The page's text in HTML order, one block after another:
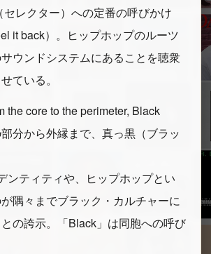
レクター）への定番の呼びかけ
it back）。ヒップホップのルーツ
ウンドシステムにあることを聴衆
ている。
the core to the perimeter, Black
部分から外縁まで、真っ黒（ブラッ
ンティティや、ヒップホップとい
隅々までブラック・カルチャーに
の誇示。「Black」は同胞への呼び